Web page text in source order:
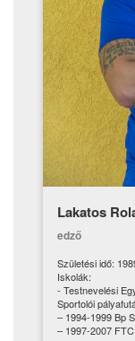
Lakatos
edző
Születési idő:
Iskolák:
- Testnevelési
Sportolói
– 1994-1999 Bp
– 1997-2007 FTC